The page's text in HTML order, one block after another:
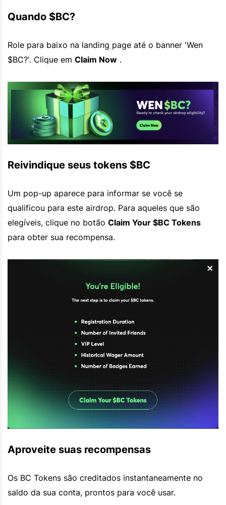
Quando $BC?
Role para baixo na landing page até o banner 'Wen
$BC?'. Clique em Claim Now .
Reivindique seus tokens $BC
Um pop-up aparece para informar se você se
qualificou para este airdrop. Para aqueles que são
elegíveis, clique no botão Claim Your $BC Tokens
para obter sua recompensa.
Aproveite suas recompensas
Os BC Tokens são creditados instantaneamente no
saldo da sua conta, prontos para você usar.